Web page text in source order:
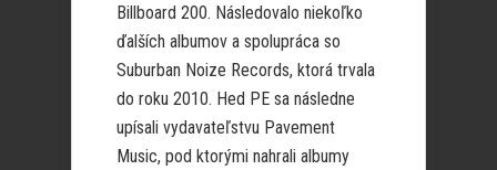
Billboard 200. Následovalo niekoľko
ďalších albumov a spolupráca so
Suburban Noize Records, ktorá trvala
do roku 2010. Hed PE sa následne
upísali vydavateľstvu Pavement
Music, pod ktorými nahrali albumy